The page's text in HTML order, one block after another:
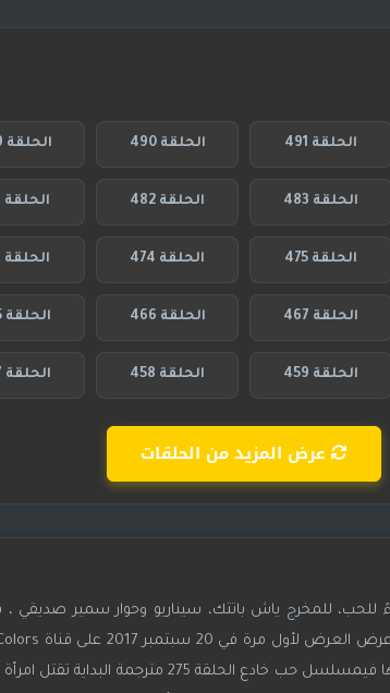
الحلقة 491 الحلقة 490 الحلقة 489
الحلقة 483 الحلقة 482 الحلقة 481
الحلقة 475 الحلقة 474 الحلقة 473
الحلقة 467 الحلقة 466 الحلقة 465
الحلقة 459 الحلقة 458 الحلقة 457
عرض المزيد من الحلقات
للمخرج ياش باتتك، سيناريو وحوار سمير صديقي
تدور قصته حول امرأة قاتلة متسللة ( تارا )، تقتل النساء بغموض، نراها فيمسلسل حب